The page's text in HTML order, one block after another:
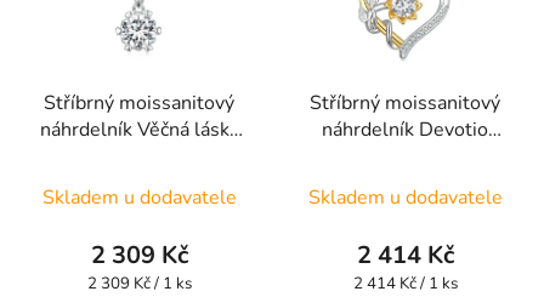
Stříbrný moissanitový
náhrdelník Věčná láska
Skladem u dodavatele
2 309 Kč
Měrná
2 309 Kč / 1 ks
Stříbrný moissanitový
náhrdelník Devotio
Skladem u dodavatele
2 414 Kč
Měrná
2 414 Kč / 1 ks